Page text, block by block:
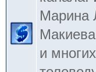
Марина
и